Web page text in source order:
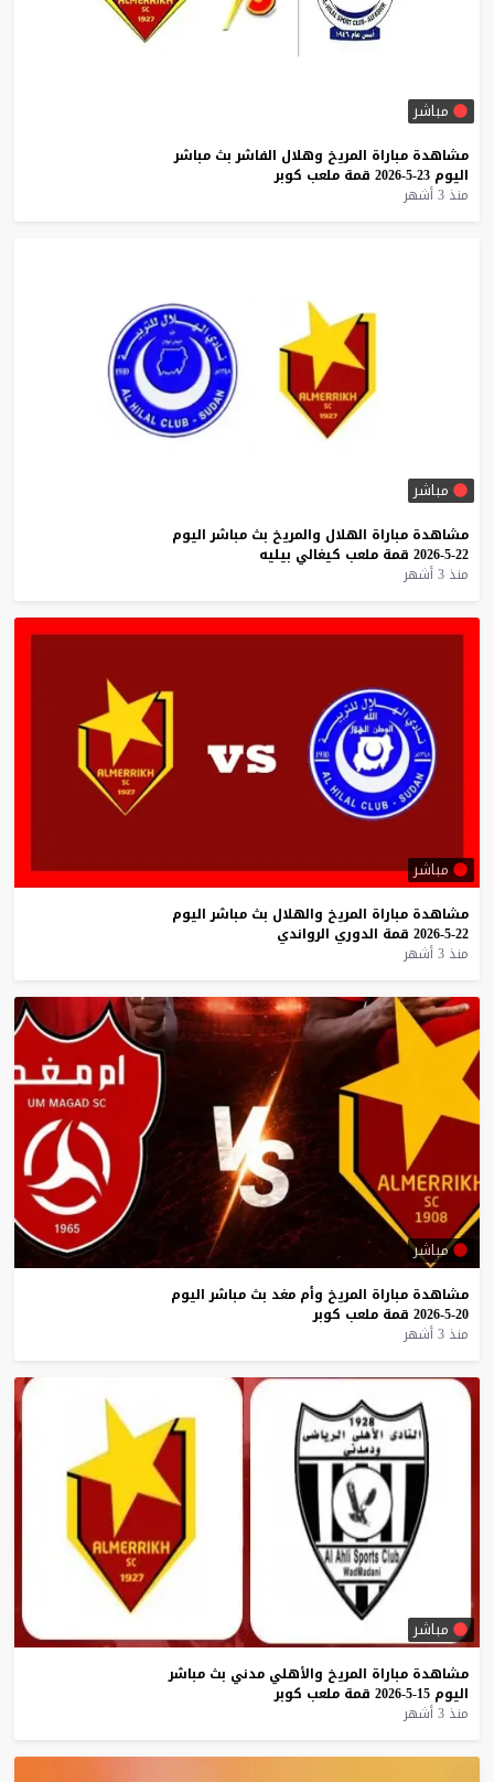
مباشر
مشاهدة مباراة المريخ وهلال الفاشر بث مباشر
اليوم 23-5-2026 قمة ملعب كوبر
منذ 3 أشهر
مباشر
مشاهدة مباراة الهلال والمريخ بث مباشر اليوم
22-5-2026
قمة ملعب كيغالي بيليه
منذ 3 أشهر
مباشر
مشاهدة مباراة المريخ والهلال بث مباشر اليوم
22-5-2026
قمة الدوري الرواندي
منذ 3 أشهر
مباشر
مشاهدة مباراة المريخ وأم مغد بث مباشر اليوم
20-5-2026
قمة ملعب كوبر
منذ 3 أشهر
مباشر
مشاهدة مباراة المريخ والأهلي مدني بث مباشر
اليوم 15-5-2026 قمة ملعب كوبر
منذ 3 أشهر